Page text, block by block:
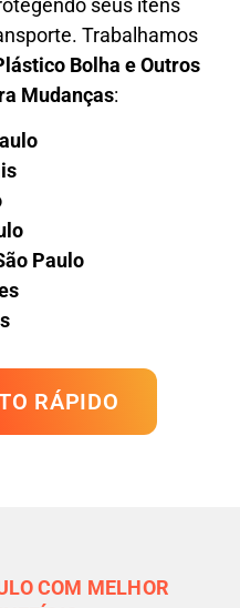
Trabalhamos
Bolha e Outros
Mudanças:
Paulo
RÁPIDO
COM MELHOR